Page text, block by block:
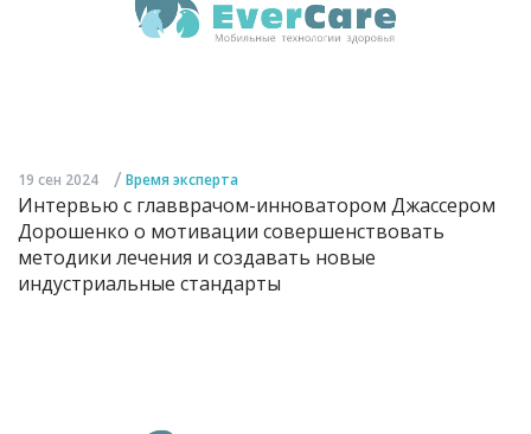
19 сен 2024 / Время эксперта
Интервью с главврачом-инноватором Джассером
Дорошенко о мотивации совершенствовать
методики лечения и создавать новые
индустриальные стандарты